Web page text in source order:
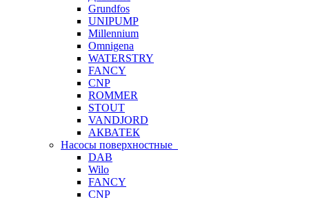
Grundfos
UNIPUMP
Millennium
Omnigena
WATERSTRY
FANCY
CNP
ROMMER
STOUT
VANDJORD
АКВАТЕК
Насосы поверхностные
DAB
Wilo
FANCY
CNP